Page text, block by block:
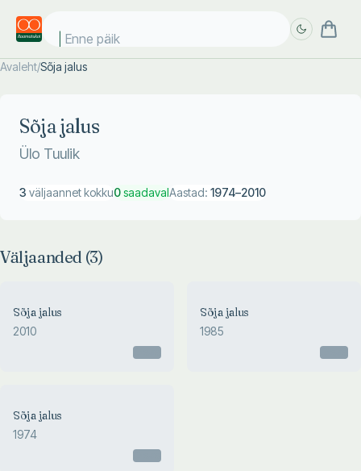
Enne päike
Avaleht/Sõja jalus
Sõja jalus
Ülo Tuulik
3 väljaannet kokku0saadavalAastad: 1974–2010
Väljaanded (3)
Sõja jalus
2010
Sõja jalus
1985
Sõja jalus
1974